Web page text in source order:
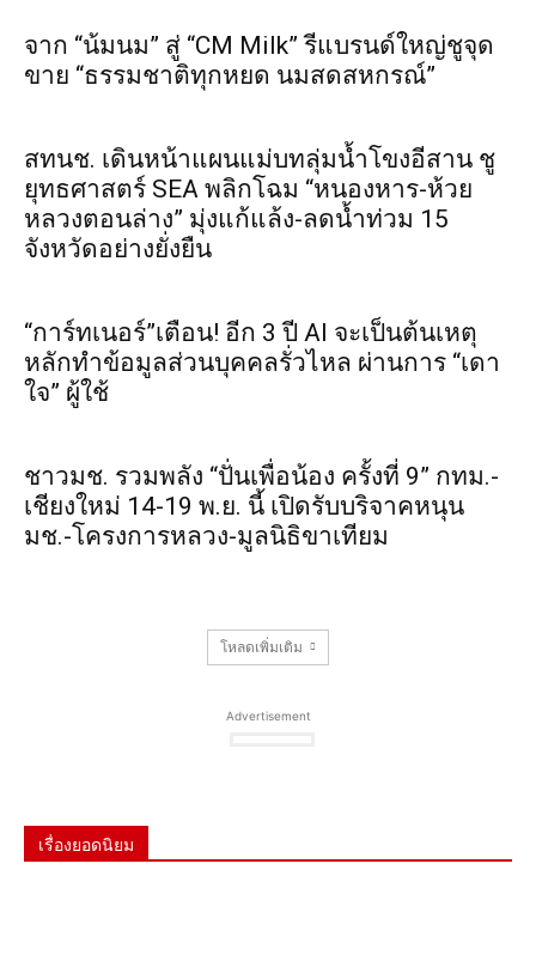
จาก “น้มนม” สู่ “CM Milk” รีแบรนด์ใหญ่ชูจุด
ขาย “ธรรมชาติทุกหยด นมสดสหกรณ์”
สทนช. เดินหน้าแผนแม่บทลุ่มน้ำโขงอีสาน ชู
ยุทธศาสตร์ SEA พลิกโฉม “หนองหาร-ห้วย
หลวงตอนล่าง” มุ่งแก้แล้ง-ลดน้ำท่วม 15
จังหวัดอย่างยั่งยืน
“การ์ทเนอร์”เตือน! อีก 3 ปี AI จะเป็นต้นเหตุ
หลักทำข้อมูลส่วนบุคคลรั่วไหล ผ่านการ “เดา
ใจ” ผู้ใช้
ชาวมช. รวมพลัง “ปั่นเพื่อน้อง ครั้งที่ 9” กทม.-
เชียงใหม่ 14-19 พ.ย. นี้ เปิดรับบริจาคหนุน
มช.-โครงการหลวง-มูลนิธิขาเทียม
โหลดเพิ่มเติม
Advertisement
เรื่องยอดนิยม